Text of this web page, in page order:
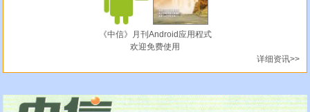
《中信》月刊Android应用程式
欢迎免费使用
详细资讯>>